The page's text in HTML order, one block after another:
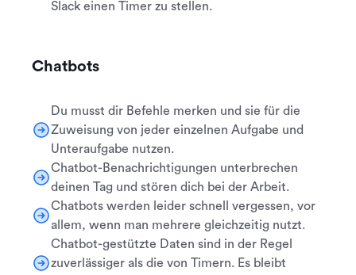
Slack einen Timer zu stellen.
Chatbots
Du musst dir Befehle merken und sie für die
Zuweisung von jeder einzelnen Aufgabe und
Unteraufgabe nutzen.
Chatbot-Benachrichtigungen unterbrechen
deinen Tag und stören dich bei der Arbeit.
Chatbots werden leider schnell vergessen, vor
allem, wenn man mehrere gleichzeitig nutzt.
Chatbot-gestützte Daten sind in der Regel
zuverlässiger als die von Timern. Es bleibt